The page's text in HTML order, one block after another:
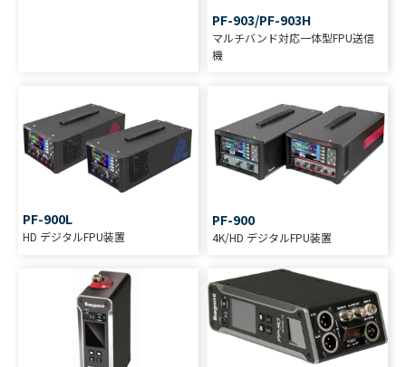
PF-903/PF-903H
マルチバンド対応一体型FPU送信
機
PF-900L
HD デジタルFPU装置
PF-900
4K/HD デジタルFPU装置